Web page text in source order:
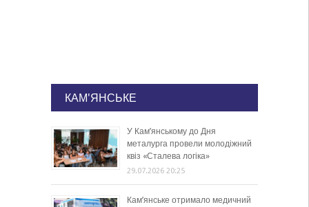
КАМ'ЯНСЬКЕ
У Кам’янському до Дня
металурга провели молодіжний
квіз «Сталева логіка»
29.07.2026 20:25
Кам’янське отримало медичний